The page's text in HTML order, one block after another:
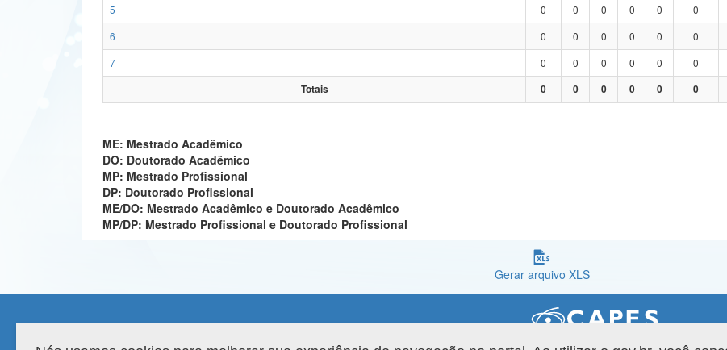
5
0 0 0 0 0 0
6
0 0 0 0 0 0
7
0 0 0 0 0 0
Totais
0 0 0 0 0 0
ME: Mestrado Acadêmico
DO: Doutorado Acadêmico
MP: Mestrado Profissional
DP: Doutorado Profissional
ME/DO: Mestrado Acadêmico e Doutorado Acadêmico
MP/DP: Mestrado Profissional e Doutorado Profissional
Gerar arquivo XLS